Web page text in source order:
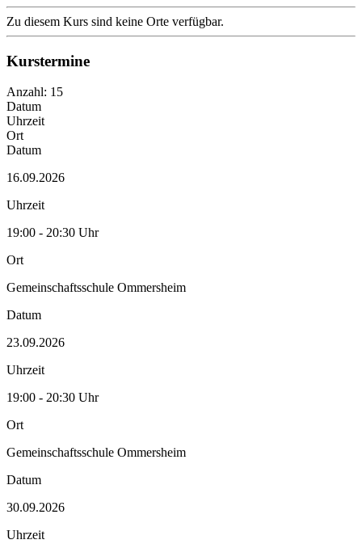
Zu diesem Kurs sind keine Orte verfügbar.
Kurstermine
Anzahl: 15
Datum
Uhrzeit
Ort
Datum
16.09.2026
Uhrzeit
19:00 - 20:30 Uhr
Ort
Gemeinschaftsschule Ommersheim
Datum
23.09.2026
Uhrzeit
19:00 - 20:30 Uhr
Ort
Gemeinschaftsschule Ommersheim
Datum
30.09.2026
Uhrzeit